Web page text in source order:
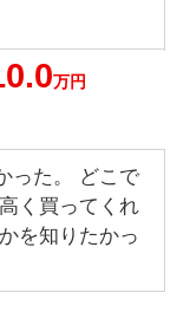
万円
った。 どこで
く買ってくれ
を知りたかっ